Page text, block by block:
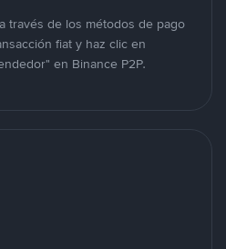
través de los métodos de pago
fiat y haz clic en
en Binance P2P.